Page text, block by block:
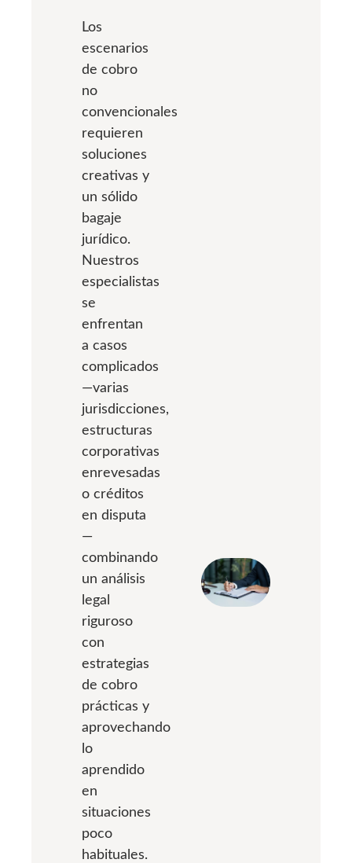
Los
escenarios
de cobro
no
convencionales
requieren
soluciones
creativas y
un sólido
bagaje
jurídico.
Nuestros
especialistas
se
enfrentan
a casos
complicados
—varias
jurisdicciones,
estructuras
corporativas
enrevesadas
o créditos
en disputa
—
combinando
un análisis
legal
riguroso
con
estrategias
de cobro
prácticas y
aprovechando
lo
aprendido
en
situaciones
poco
habituales.